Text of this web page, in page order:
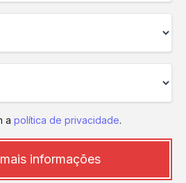
a política de privacidade.
informações